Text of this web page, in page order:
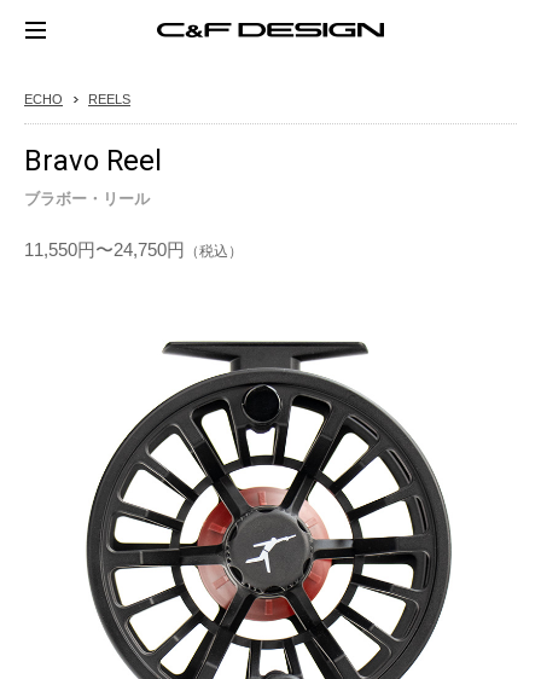
ECHO REELS
Bravo Reel
ブラボー・リール
11,550円〜24,750円 （税込）